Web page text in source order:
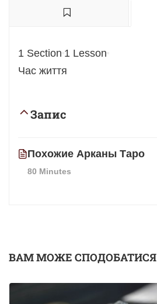
1 Section 1 Lesson
Час життя
Запис
Похожие Арканы Таро
80 Minutes
ВАМ МОЖЕ СПОДОБАТИСЯ